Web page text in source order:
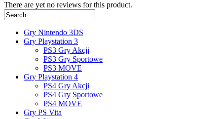
There are yet no reviews for this product.
Gry Nintendo 3DS
Gry Playstation 3
PS3 Gry Akcji
PS3 Gry Sportowe
PS3 MOVE
Gry Playstation 4
PS4 Gry Akcji
PS4 Gry Sportowe
PS4 MOVE
Gry PS Vita